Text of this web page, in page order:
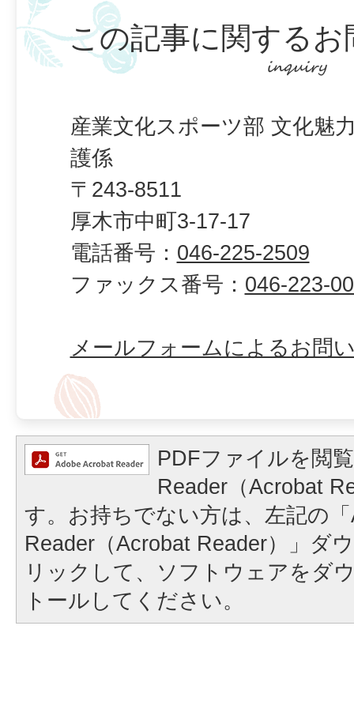
この記事に関するお
産業文化スポーツ部 文化魅
護係
〒243-8511
厚木市中町3-17-17
電話番号： 046-225-2509
ファックス番号： 046-223-
メールフォームによるお問
PDFファイルを閲
Reader（Acrobat
す。お持ちでない方は、左記の
Reader（Acrobat Reader）」ダ
リックして、ソフトウェアをダ
トールしてください。